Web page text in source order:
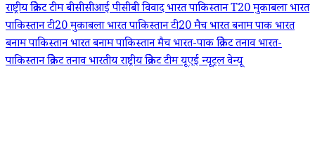
राष्ट्रीय क्रिकेट टीमबीसीसीआई पीसीबी विवादभारत पाकिस्तान T20 मुकाबलाभारत
पाकिस्तान टी20 मुकाबलाभारत पाकिस्तान टी20 मैचभारत बनाम पाकभारत
बनाम पाकिस्तानभारत बनाम पाकिस्तान मैचभारत-पाक क्रिकेट तनावभारत-
पाकिस्तान क्रिकेट तनावभारतीय राष्ट्रीय क्रिकेट टीमयूएई न्यूट्रल वेन्यू